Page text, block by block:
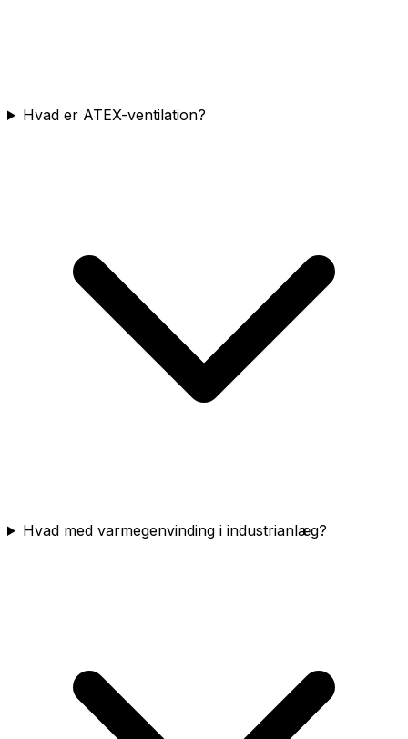
Hvad er ATEX-ventilation?
Hvad med varmegenvinding i industrianlæg?